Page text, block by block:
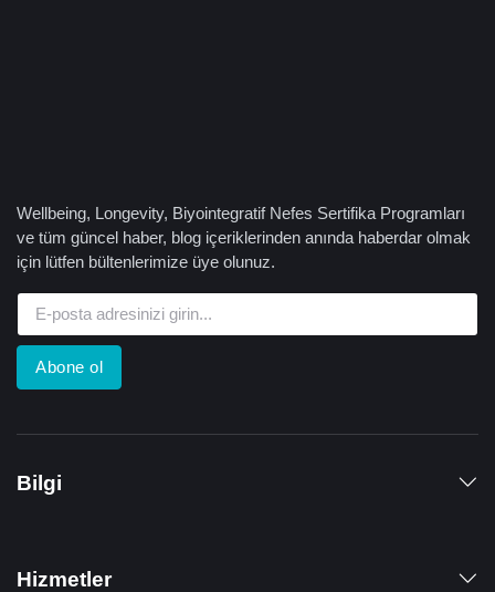
Wellbeing, Longevity, Biyointegratif Nefes Sertifika Programları
ve tüm güncel haber, blog içeriklerinden anında haberdar olmak
için lütfen bültenlerimize üye olunuz.
Abone ol
Bilgi
Hizmetler